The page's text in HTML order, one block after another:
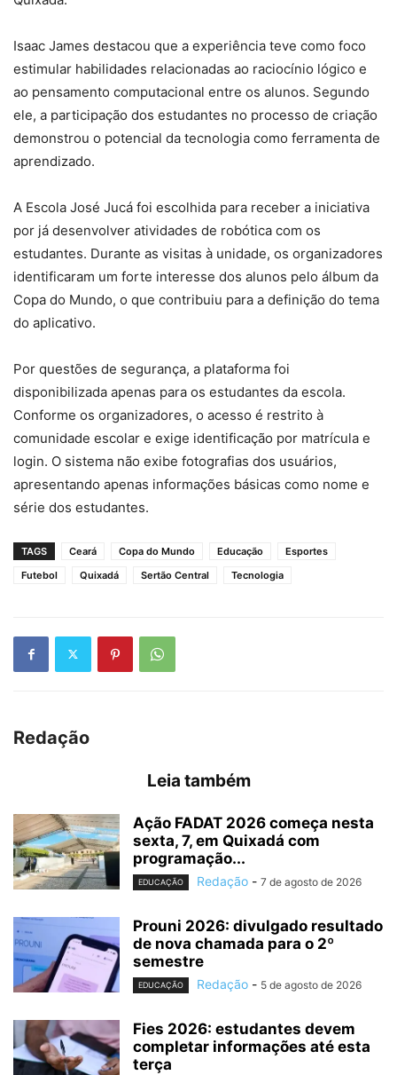
Isaac James destacou que a experiência teve como foco
estimular habilidades relacionadas ao raciocínio lógico e
ao pensamento computacional entre os alunos. Segundo
ele, a participação dos estudantes no processo de criação
demonstrou o potencial da tecnologia como ferramenta de
aprendizado.
A Escola José Jucá foi escolhida para receber a iniciativa
por já desenvolver atividades de robótica com os
estudantes. Durante as visitas à unidade, os organizadores
identificaram um forte interesse dos alunos pelo álbum da
Copa do Mundo, o que contribuiu para a definição do tema
do aplicativo.
Por questões de segurança, a plataforma foi
disponibilizada apenas para os estudantes da escola.
Conforme os organizadores, o acesso é restrito à
comunidade escolar e exige identificação por matrícula e
login. O sistema não exibe fotografias dos usuários,
apresentando apenas informações básicas como nome e
série dos estudantes.
TAGS Ceará Copa do Mundo Educação
Esportes
Futebol
Quixadá Sertão Central Tecnologia
Redação
Leia também
Ação FADAT 2026 começa nesta
sexta, 7, em Quixadá com
programação...
EDUCAÇÃO Redação - 7 de agosto de 2026
Prouni 2026: divulgado resultado
de nova chamada para o 2º
semestre
EDUCAÇÃO Redação - 5 de agosto de 2026
Fies 2026: estudantes devem
completar informações até esta
terça